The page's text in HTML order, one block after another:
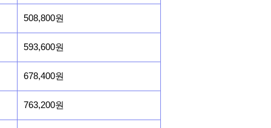
508,800원
593,600원
678,400원
763,200원